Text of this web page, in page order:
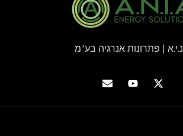
| פתרונות אנרגיה בע"מ